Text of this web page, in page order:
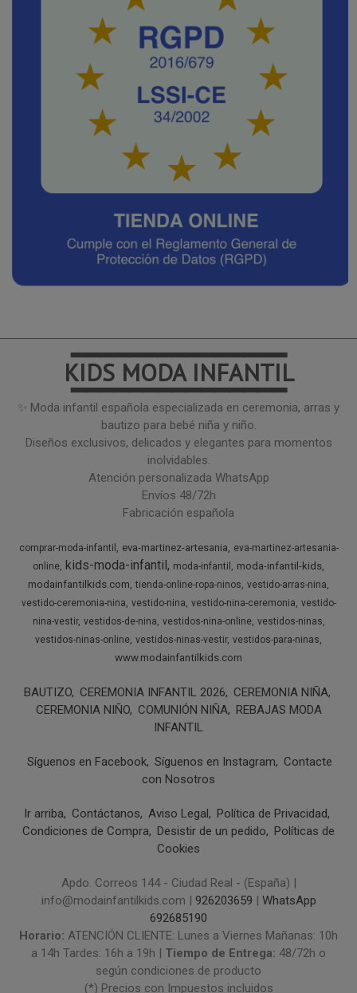
━━━━━━━━━━━━━━━
KIDS MODA INFANTIL
━━━━━━━━━━━━━━━
✨ Moda infantil española especializada en ceremonia, arras y
bautizo para bebé niña y niño.
Diseños exclusivos, delicados y elegantes para momentos
inolvidables.
Atención personalizada WhatsApp
Envíos 48/72h
Fabricación española
comprar-moda-infantil eva-martinez-artesania
eva-martinez-artesania-
online
kids-moda-infantil moda-infantil
moda-infantil-kids
modainfantilkids.com tienda-online-ropa-ninos vestido-arras-nina
vestido-ceremonia-nina vestido-nina vestido-nina-ceremonia vestido-
nina-vestir vestidos-de-nina vestidos-nina-online vestidos-ninas
vestidos-ninas-online vestidos-ninas-vestir vestidos-para-ninas
www.modainfantilkids.com
BAUTIZO CEREMONIA INFANTIL 2026
CEREMONIA NIÑA
CEREMONIA NIÑO COMUNIÓN NIÑA
REBAJAS MODA
INFANTIL
Síguenos en Facebook Síguenos en Instagram
Contacte
con Nosotros
Ir arriba Contáctanos Aviso Legal
Política de Privacidad
Condiciones de Compra
Desistir de un pedido
Políticas de
Cookies
Apdo. Correos 144 - Ciudad Real - (España) |
info@modainfantilkids.com | 926203659
WhatsApp
692685190
Horario: ATENCIÓN CLIENTE: Lunes a Viernes Mañanas: 10h
a 14h Tardes: 16h a 19h | Tiempo de Entrega: 48/72h o
según condiciones de producto
(*) Precios con Impuestos incluidos